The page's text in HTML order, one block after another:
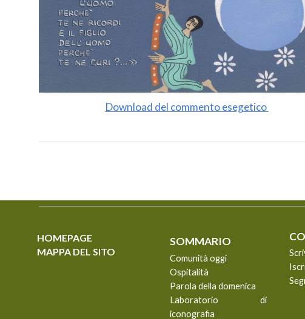
Download del commento esegetico
HOMEPAGE
MAPPA DEL SITO
SOMMARIO
Comunità oggi
Ospitalità
Parola della domenica
Laboratorio di
iconografia